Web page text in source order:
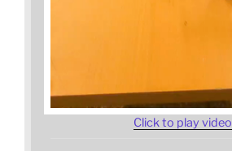
Click to play video